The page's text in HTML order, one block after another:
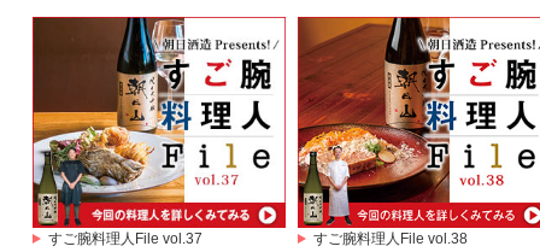
すご腕料理人File vol.37 すご腕料理人File vol.38